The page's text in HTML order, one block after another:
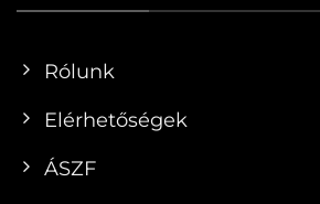
Rólunk
Elérhetőségek
ÁSZF